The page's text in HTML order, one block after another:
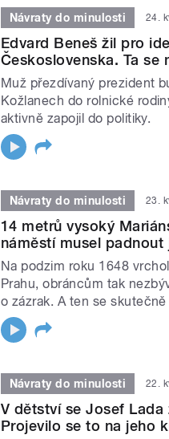
Návraty do minulosti 24.
Edvard Beneš žil pro
Československa. Ta se
Muž přezdívaný prezident
Kožlanech do rolnické
aktivně zapojil do politiky.
Návraty do minulosti 23.
14 metrů vysoký
náměstí musel padnout
Na podzim roku 1648
Prahu, obráncům tak
o zázrak. A ten se skutečně
Návraty do minulosti 22.
V dětství se Josef
Projevilo se to na jeho